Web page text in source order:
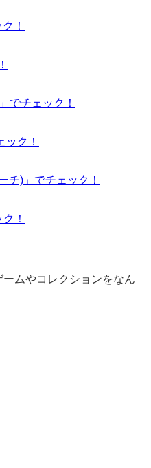
！
でチェック！
ック！
チ)」でチェック！
！
ムやコレクションをなん